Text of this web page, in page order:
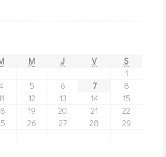
M J V
S
1
5 6 7
8
12 13 14
15
19 20 21
22
26 27 28
29